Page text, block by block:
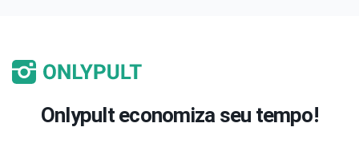
Onlypult economiza seu tempo!